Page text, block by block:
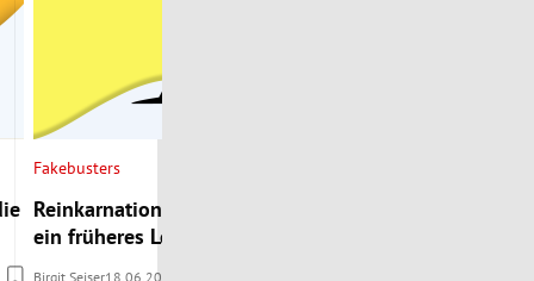
Fakebusters
Reinkarnation: Erinnern sich Kinder an
ein früheres Leben?
Birgit Seiser18.06.2026